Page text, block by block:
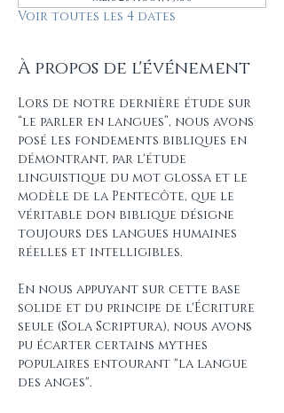
Voir toutes les 4 dates
À propos de l'événement
Lors de notre dernière étude sur
“le parler en langues”, nous avons
posé les fondements bibliques en
démontrant, par l'étude
linguistique du mot glossa et le
modèle de la Pentecôte, que le
véritable don biblique désigne
toujours des langues humaines
réelles et intelligibles.
En nous appuyant sur cette base
solide et du principe de l'Écriture
seule (Sola Scriptura), nous avons
pu écarter certains mythes
populaires entourant "la langue
des anges".